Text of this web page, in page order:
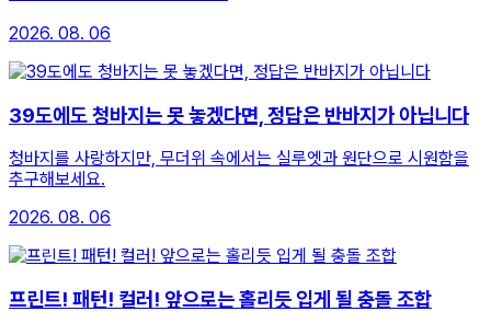
2026. 08. 06
39도에도 청바지는 못 놓겠다면, 정답은 반바지가 아닙니다
청바지를 사랑하지만, 무더위 속에서는 실루엣과 원단으로 시원함을
추구해보세요.
2026. 08. 06
프린트! 패턴! 컬러! 앞으로는 홀리듯 입게 될 충돌 조합